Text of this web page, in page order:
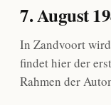
7. August
In Zandvoort
findet hier der
Rahmen der